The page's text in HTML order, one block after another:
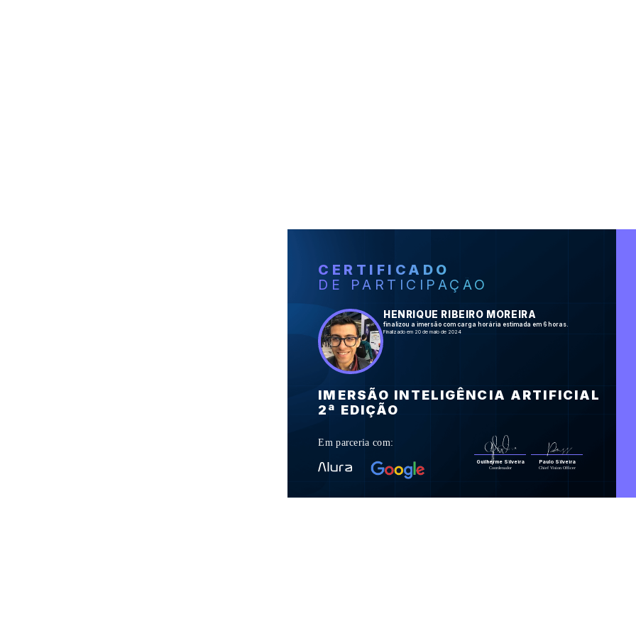
CERTIFICADO
DE PARTICIPAÇÃO
HENRIQUE RIBEIRO MOREIRA
finalizou a imersão com carga horária estimada em 6 horas.
Finalizado em 20 de maio de 2024
IMERSÃO INTELIGÊNCIA ARTIFICIAL
2ª EDIÇÃO
Em parceria com:
Guilherme Silveira
Coordenador
Paulo Silveira
Chief Vision Officer